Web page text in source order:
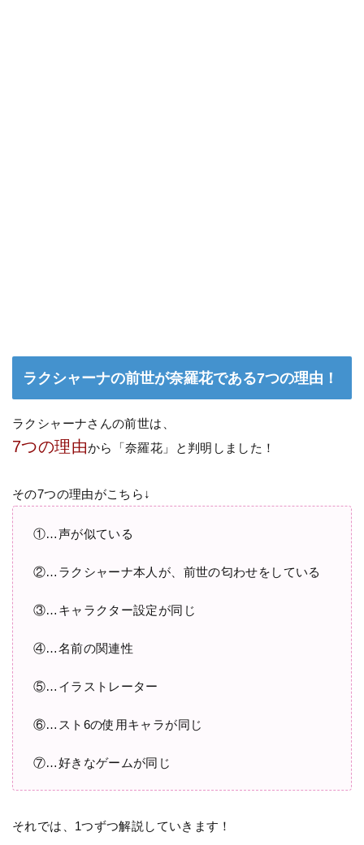
ラクシャーナの前世が奈羅花である7つの理由！
ラクシャーナさんの前世は、
7つの理由から「奈羅花」と判明しました！
その7つの理由がこちら↓
①…声が似ている
②…ラクシャーナ本人が、前世の匂わせをしている
③…キャラクター設定が同じ
④…名前の関連性
⑤…イラストレーター
⑥…スト6の使用キャラが同じ
⑦…好きなゲームが同じ
それでは、1つずつ解説していきます！